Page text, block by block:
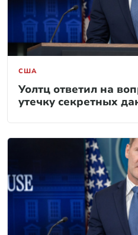
США
Уолтц ответил на
утечку секретных